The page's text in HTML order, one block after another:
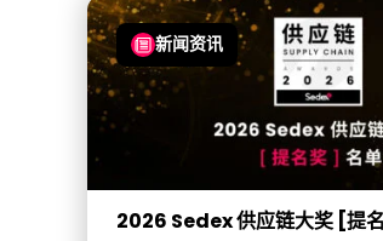
新闻资讯
2026 Sedex 供应链大奖 [提